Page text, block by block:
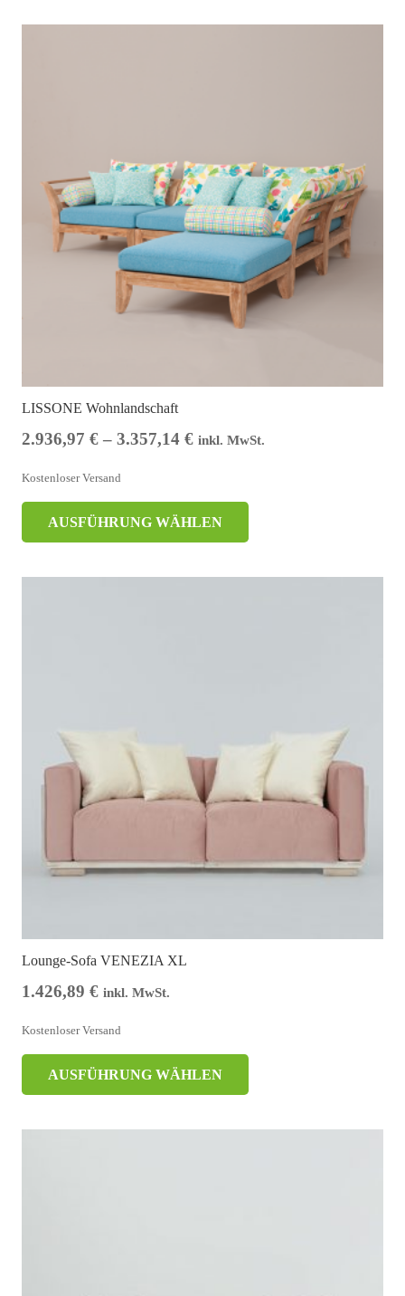
LISSONE Wohnlandschaft
2.936,97 € – 3.357,14 € inkl. MwSt.
Kostenloser Versand
AUSFÜHRUNG WÄHLEN
Lounge-Sofa VENEZIA XL
1.426,89 € inkl. MwSt.
Kostenloser Versand
AUSFÜHRUNG WÄHLEN